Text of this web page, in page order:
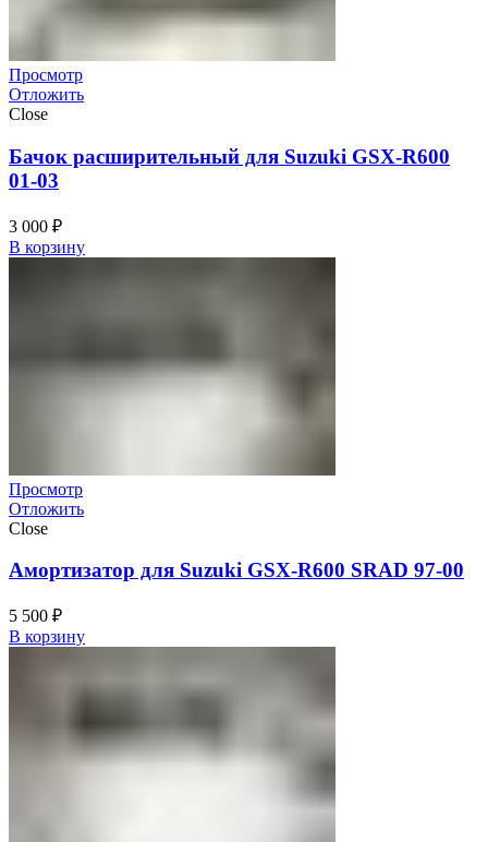
Просмотр
Отложить
Close
Бачок расширительный для Suzuki GSX-R600
01-03
3 000 ₽
В корзину
Просмотр
Отложить
Close
Амортизатор для Suzuki GSX-R600 SRAD 97-00
5 500 ₽
В корзину